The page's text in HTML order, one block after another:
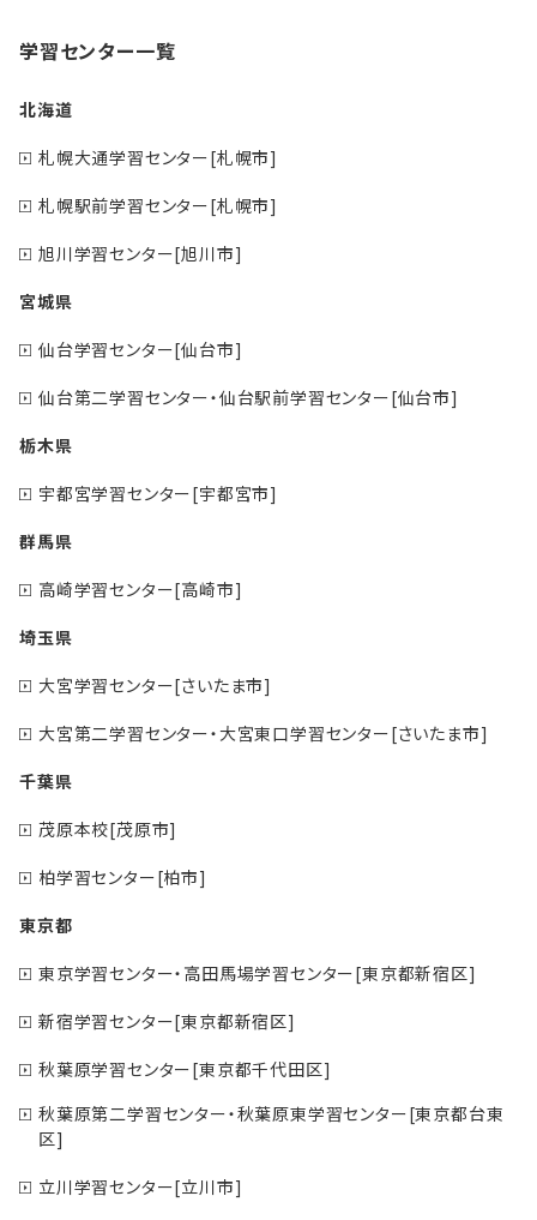
学習センター一覧
北海道
札幌大通学習センター[札幌市]
札幌駅前学習センター[札幌市]
旭川学習センター[旭川市]
宮城県
仙台学習センター[仙台市]
仙台第二学習センター・仙台駅前学習センター[仙台市]
栃木県
宇都宮学習センター[宇都宮市]
群馬県
高崎学習センター[高崎市]
埼玉県
大宮学習センター[さいたま市]
大宮第二学習センター・大宮東口学習センター[さいたま市]
千葉県
茂原本校[茂原市]
柏学習センター[柏市]
東京都
東京学習センター・高田馬場学習センター[東京都新宿区]
新宿学習センター[東京都新宿区]
秋葉原学習センター[東京都千代田区]
秋葉原第二学習センター・秋葉原東学習センター[東京都台東
区]
立川学習センター[立川市]